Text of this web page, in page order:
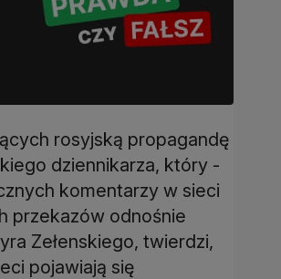
rosyjską propagandę
dziennikarza, który -
komentarzy w sieci
przekazów odnośnie
Zełenskiego, twierdzi,
pojawiają się